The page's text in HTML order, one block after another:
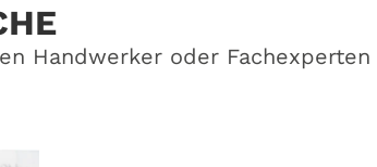
Handwerker oder